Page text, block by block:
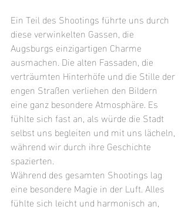
Ein Teil des Shootings führte uns durch
diese verwinkelten Gassen, die
Augsburgs einzigartigen Charme
ausmachen. Die alten Fassaden, die
verträumten Hinterhöfe und die Stille der
engen Straßen verliehen den Bildern
eine ganz besondere Atmosphäre. Es
fühlte sich fast an, als würde die Stadt
selbst uns begleiten und mit uns lächeln,
während wir durch ihre Geschichte
spazierten.
Während des gesamten Shootings lag
eine besondere Magie in der Luft. Alles
fühlte sich leicht und harmonisch an,